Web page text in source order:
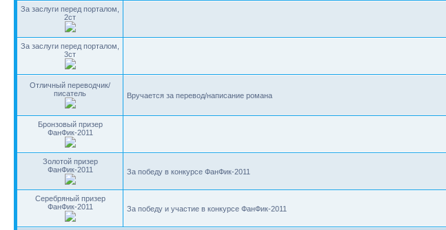
За заслуги перед порталом,
2ст
За заслуги перед порталом,
3ст
Отличный переводчик/
писатель
Вручается за перевод/написание романа
Бронзовый призер
ФанФик-2011
Золотой призер
ФанФик-2011
За победу в конкурсе ФанФик-2011
Серебряный призер
ФанФик-2011
За победу и участие в конкурсе ФанФик-2011